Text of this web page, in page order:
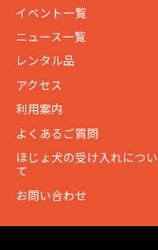
イベント一覧
ニュース一覧
レンタル品
アクセス
利用案内
よくあるご質問
ほじょ犬の受け入れについ
て
お問い合わせ